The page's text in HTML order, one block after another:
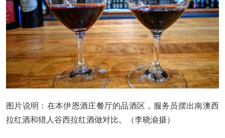
图片说明：在本伊恩酒庄餐厅的品酒区，服务员摆出南澳西
拉红酒和猎人谷西拉红酒做对比。（李晓渝摄）